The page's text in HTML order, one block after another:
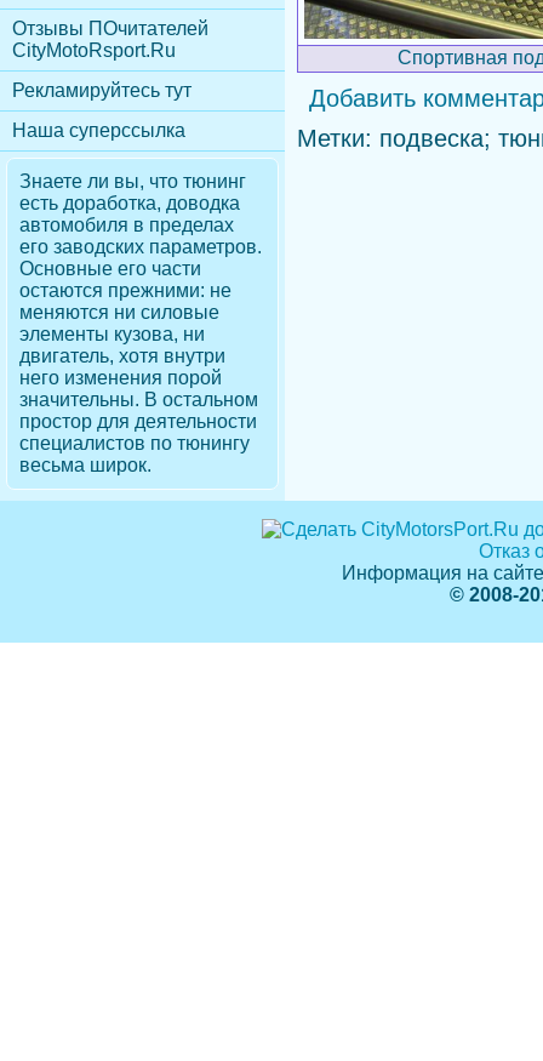
Спортивная
Добавить
Метки: подвеска;
Отзывы ПОчитателей
CityMotoRsport.Ru
Рекламируйтесь тут
Наша суперссылка
Знаете ли вы, что тюнинг
есть доработка, доводка
автомобиля в пределах
его заводских параметров.
Основные его части
остаются прежними: не
меняются ни силовые
элементы кузова, ни
двигатель, хотя внутри
него изменения порой
значительны. В остальном
простор для деятельности
специалистов по тюнингу
весьма широк.
Отказ
Информация на
© 2008-